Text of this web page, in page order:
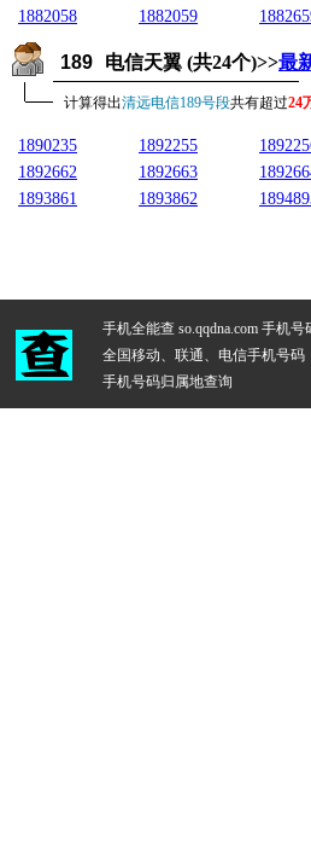
1882058
1882059
189 电信天翼 (共24个)>>最
计算得出清远电信189号段共有超过24
1890235 1892255
1892662
1892663
1893861
1893862
手机全能查 so.qqdna.com 手机号
全国移动、联通、电信手机号码
手机号码归属地查询